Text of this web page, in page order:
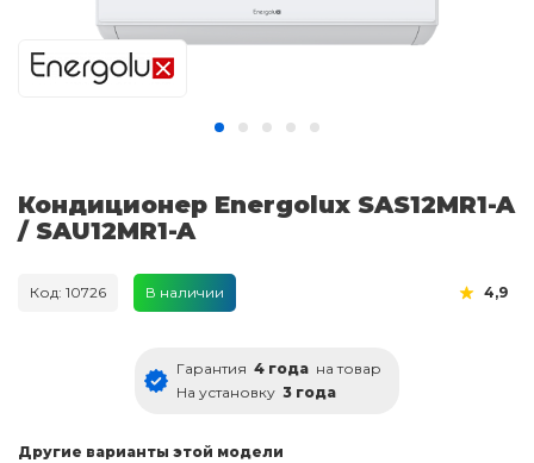
Кондиционер Energolux SAS12MR1-A
/ SAU12MR1-A
Код: 10726 В наличии 4,9
Гарантия 4 года на товар
На установку 3 года
Другие варианты этой модели